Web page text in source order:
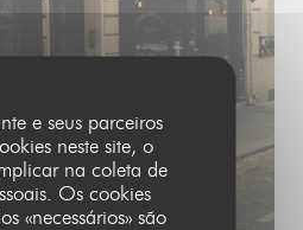
e seus parceiros
neste site, o
na coleta de
Os cookies
«necessários» são